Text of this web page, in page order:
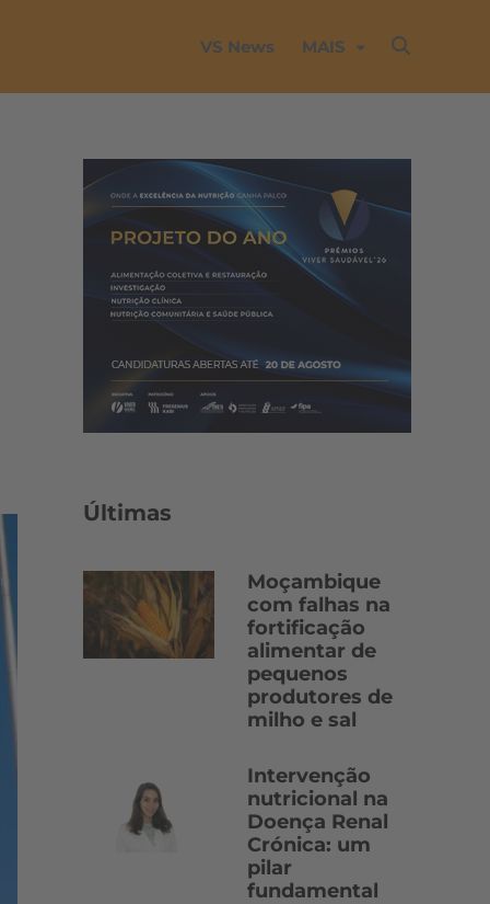
VS News MAIS
Últimas
Moçambique
com falhas na
fortificação
alimentar de
pequenos
produtores de
milho e sal
Intervenção
nutricional na
Doença Renal
Crónica: um
pilar
fundamental